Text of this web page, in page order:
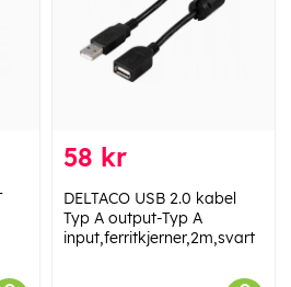
58 kr
DELTACO USB 2.0 kabel
Typ A output-Typ A
input,ferritkjerner,2m,svart